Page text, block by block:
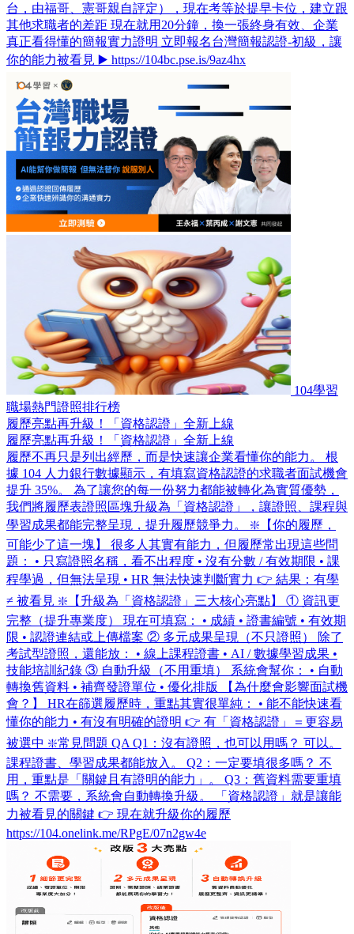
台，由福哥、憲哥親自評定），現在考等於提早卡位，建立跟
其他求職者的差距 現在就用20分鐘，換一張終身有效、企業
真正看得懂的簡報實力證明 立即報名台灣簡報認證-初級，讓
你的能力被看見 ▶️ https://104bc.pse.is/9az4hx
104學習
職場熱門證照排行榜
履歷亮點再升級！「資格認證」全新上線
履歷亮點再升級！「資格認證」全新上線
履歷不再只是列出經歷，而是快速讓企業看懂你的能力。 根
據 104 人力銀行數據顯示，有填寫資格認證的求職者面試機會
提升 35%。 為了讓您的每一份努力都能被轉化為實質優勢，
我們將履歷表證照區塊升級為「資格認證」，讓證照、課程與
學習成果都能完整呈現，提升履歷競爭力。 ❇️【你的履歷，
可能少了這一塊】 很多人其實有能力，但履歷常出現這些問
題： • 只寫證照名稱，看不出程度 • 沒有分數 / 有效期限 • 課
程學過，但無法呈現 • HR 無法快速判斷實力 👉 結果：有學
≠ 被看見 ❇️【升級為「資格認證」三大核心亮點】 ① 資訊更
完整（提升專業度） 現在可填寫： • 成績 • 證書編號 • 有效期
限 • 認證連結或上傳檔案 ② 多元成果呈現（不只證照） 除了
考試型證照，還能放： • 線上課程證書 • AI / 數據學習成果 •
技能培訓紀錄 ③ 自動升級（不用重填） 系統會幫你： • 自動
轉換舊資料 • 補齊發證單位 • 優化排版 【為什麼會影響面試機
會？】 HR在篩選履歷時，重點其實很單純： • 能不能快速看
懂你的能力 • 有沒有明確的證明 👉 有「資格認證」＝更容易
被選中 ❇️常見問題 QA Q1：沒有證照，也可以用嗎？ 可以。
課程證書、學習成果都能放入。 Q2：一定要填很多嗎？ 不
用，重點是「關鍵且有證明的能力」。 Q3：舊資料需要重填
嗎？ 不需要，系統會自動轉換升級。 「資格認證」就是讓能
力被看見的關鍵 👉 現在就升級你的履歷
https://104.onelink.me/RPgE/07n2gw4e